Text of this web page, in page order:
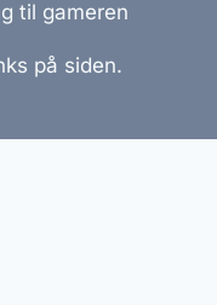
til gameren
på siden.